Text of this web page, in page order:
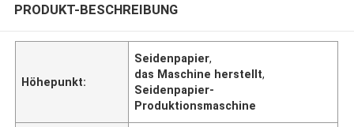
PRODUKT-BESCHREIBUNG
Höhepunkt:
Seidenpapier,
das Maschine herstellt,
Seidenpapier-
Produktionsmaschine